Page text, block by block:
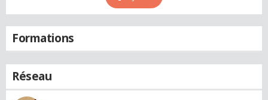
Formations
Réseau